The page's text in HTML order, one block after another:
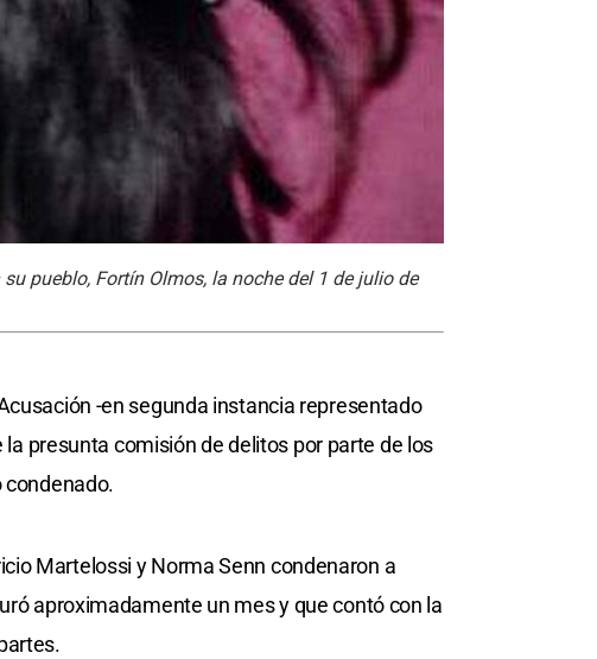
pueblo, Fortín Olmos, la noche del 1 de julio de
-en segunda instancia representado
presunta comisión de delitos por parte de los
condenado.
Martelossi y Norma Senn condenaron a
aproximadamente un mes y que contó con la